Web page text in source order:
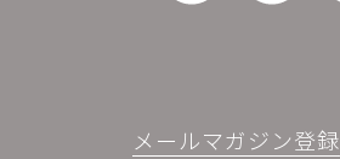
メールマガジン登録